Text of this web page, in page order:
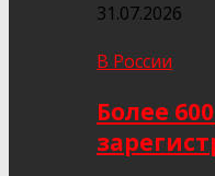
31.07.2026
В России
Более